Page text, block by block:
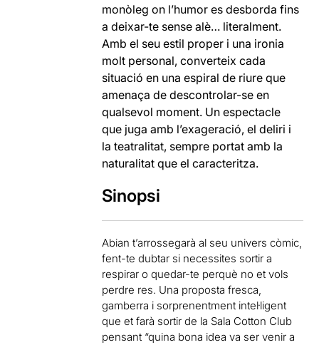
monòleg on l’humor es desborda fins
a deixar-te sense alè… literalment.
Amb el seu estil proper i una ironia
molt personal, converteix cada
situació en una espiral de riure que
amenaça de descontrolar-se en
qualsevol moment. Un espectacle
que juga amb l’exageració, el deliri i
la teatralitat, sempre portat amb la
naturalitat que el caracteritza.
Sinopsi
Abian t’arrossegarà al seu univers còmic,
fent-te dubtar si necessites sortir a
respirar o quedar-te perquè no et vols
perdre res. Una proposta fresca,
gamberra i sorprenentment intel·ligent
que et farà sortir de la Sala Cotton Club
pensant “quina bona idea va ser venir a